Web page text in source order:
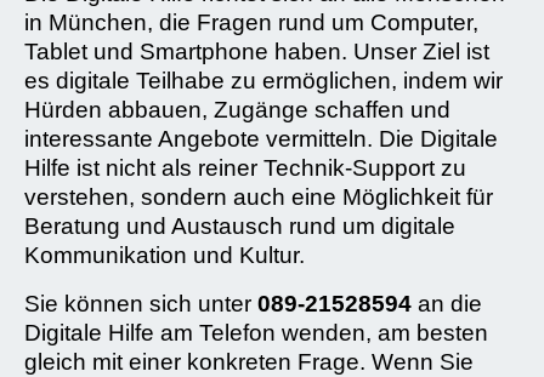
in München, die Fragen rund um Computer,
Tablet und Smartphone haben. Unser Ziel ist
es digitale Teilhabe zu ermöglichen, indem wir
Hürden abbauen, Zugänge schaffen und
interessante Angebote vermitteln. Die Digitale
Hilfe ist nicht als reiner Technik-Support zu
verstehen, sondern auch eine Möglichkeit für
Beratung und Austausch rund um digitale
Kommunikation und Kultur.
Sie können sich unter 089-21528594 an die
Digitale Hilfe am Telefon wenden, am besten
gleich mit einer konkreten Frage. Wenn Sie